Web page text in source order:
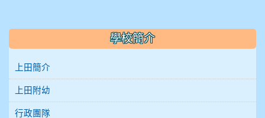
::: 學校簡介
上田簡介
上田附幼
行政團隊